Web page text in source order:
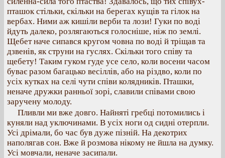
пташок стільки, скільки на берегах кущів та гілок на
вербах. Ними аж кишіли верби та лози! Гуки по воді
йдуть далеко, розлягаються голосніше, ніж по землі.
Щебет наче сипався кругом човна по воді й тріщав та
дзвенів, як струни на гуслях. Скільки того співу та
щебету! Таким гуком гуде усе село, коли восени часом
буває разом багацько весіллів, або на різдво, коли по
усіх кутках на селі чути співи колядників. Пташки,
неначе дружки ранньої зорі, славили співами свою
заручену молоду.
Пливли ми вже довго. Найняті гребці потомились і
куняли над уключинами. В усіх ноги од сидні отерпли.
Усі дрімали, бо час був дуже пізній. На декотрих
наполягав сон. Вже й розмова нікому не йшла на думку.
Усі мовчали, неначе засипали.